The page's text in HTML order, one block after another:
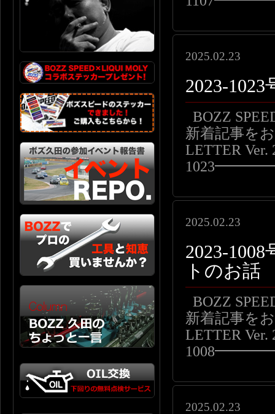
2025.02.23
2023-
BOZZ
新着記事を
LETTER Ver.
2025.02.23
2023-
トのお話
BOZZ
新着記事を
LETTER Ver.
2025.02.23